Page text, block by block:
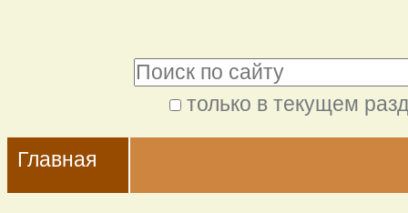
содержимому.
Перейти
навигации
только в текущем
поиск
Navigation
Главная